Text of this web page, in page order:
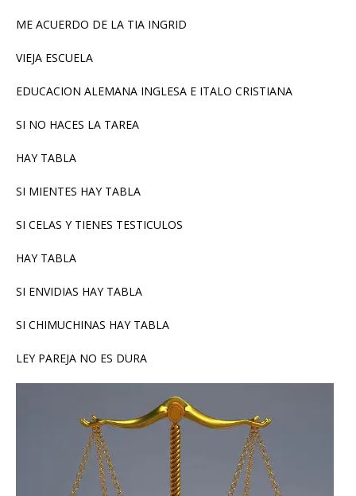
ME ACUERDO DE LA TIA INGRID
VIEJA ESCUELA
EDUCACION ALEMANA INGLESA E ITALO CRISTIANA
SI NO HACES LA TAREA
HAY TABLA
SI MIENTES HAY TABLA
SI CELAS Y TIENES TESTICULOS
HAY TABLA
SI ENVIDIAS HAY TABLA
SI CHIMUCHINAS HAY TABLA
LEY PAREJA NO ES DURA